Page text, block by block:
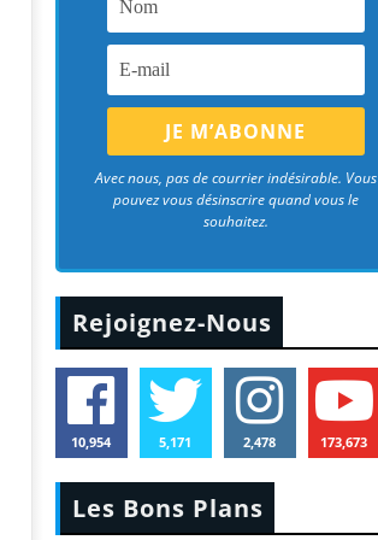
Avec nous, pas de courrier indésirable. Vous
pouvez vous désinscrire quand vous le
souhaitez.
Rejoignez-Nous
10,954 5,171 2,478 173,673
Les Bons Plans